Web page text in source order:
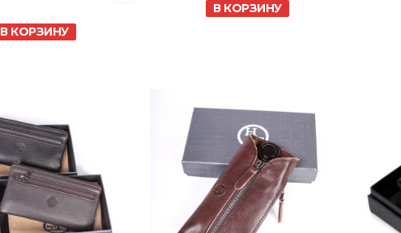
В КОРЗИНУ
В КОРЗИНУ